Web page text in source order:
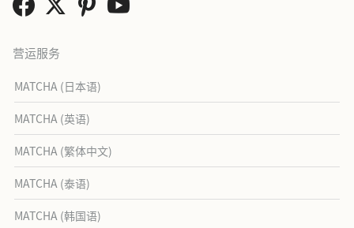
营运服务
MATCHA (日本语)
MATCHA (英语)
MATCHA (繁体中文)
MATCHA (泰语)
MATCHA (韩国语)